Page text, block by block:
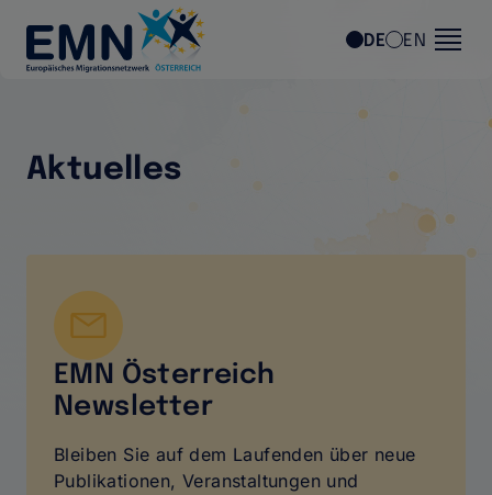
Direkt zum Inhalt
DE EN
Aktuelles
Vektor
EMN Österreich
Newsletter
Bleiben Sie auf dem Laufenden über neue
Publikationen, Veranstaltungen und